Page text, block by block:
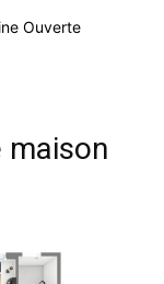
Ouverte
maison